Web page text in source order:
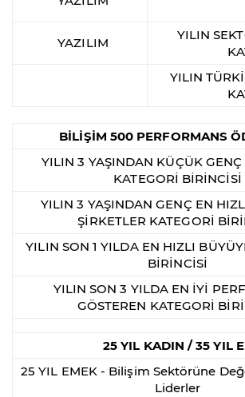
YAZILIM
YILIN
YILIN
BİLİŞİM 500 PERFORMANS
YILIN 3 YAŞINDAN KÜÇÜK GENÇ
KATEGORİ BİRİNCİSİ
YILIN 3 YAŞINDAN GENÇ EN
ŞİRKETLER KATEGORİ
YILIN SON 1 YILDA EN HIZLI
BİRİNCİSİ
YILIN SON 3 YILDA EN İYİ
GÖSTEREN KATEGORİ
25 YIL KADIN / 35 YIL
25 YIL EMEK - Bilişim Sektörüne
Liderler